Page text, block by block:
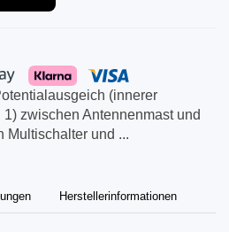
(innerer
zwischen Antennenmast und
Multischalter und ...
Herstellerinformationen